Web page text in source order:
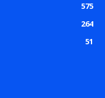
575
264
51